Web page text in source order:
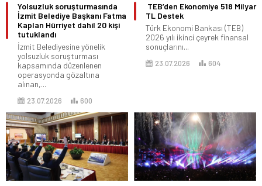
Yolsuzluk soruşturmasında
İzmit Belediye Başkanı Fatma
Kaplan Hürriyet dahil 20 kişi
tutuklandı
İzmit Belediyesine yönelik
yolsuzluk soruşturması
kapsamında düzenlenen
operasyonda gözaltına
alınan,...
23.07.2026 600
TEB’den Ekonomiye 518 Milyar
TL Destek
Türk Ekonomi Bankası (TEB)
2026 yılı ikinci çeyrek finansal
sonuçlarını...
23.07.2026 604